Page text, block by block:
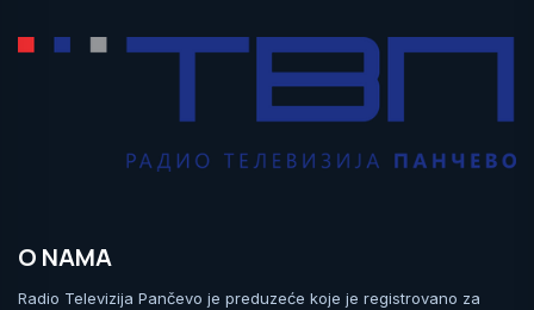
O NAMA
Radio Televizija Pančevo je preduzeće koje je registrovano za